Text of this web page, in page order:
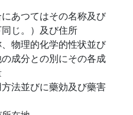
あつてはその名称及び
じ。）及び住所
物理的化学的性状並び
成分との別にその各成
法並びに藥効及び藥害